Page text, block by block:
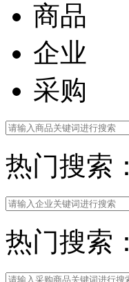
商品
企业
采购
热门搜索：
热门搜索：